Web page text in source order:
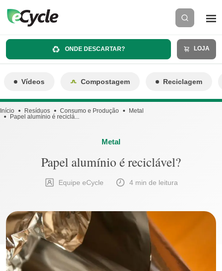
ONDE DESCARTAR? LOJA
Vídeos Compostagem Reciclagem
Início Resíduos Consumo e Produção
Metal
Papel alumínio é reciclá...
Metal
Papel alumínio é reciclável?
Equipe eCycle 4 min de leitura